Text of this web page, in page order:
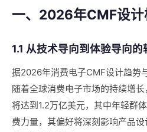
一、2026年CMF设计
1.1 从技术导向到体验导向的
据2026年消费电子CMF设计趋势
随着全球消费电子市场的持续增
将达到1.2万亿美元，其中年轻群
费力量，其偏好将深刻影响产品